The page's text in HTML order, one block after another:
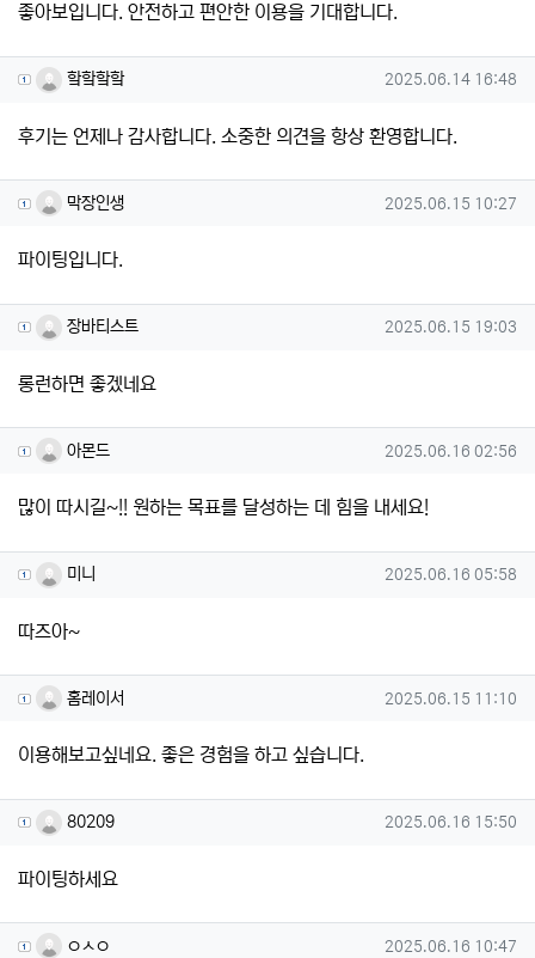
좋아보입니다. 안전하고 편안한 이용을 기대합니다.
핰핰핰핰님의 댓글
핰핰핰핰 작성일
2025.06.14 16:48
후기는 언제나 감사합니다. 소중한 의견을 항상 환영합니다.
막장인생님의 댓글
막장인생 작성일
2025.06.15 10:27
파이팅입니다.
장바티스트님의 댓글
장바티스트 작성일
2025.06.15 19:03
롱런하면 좋겠네요
아몬드님의 댓글
아몬드 작성일
2025.06.16 02:56
많이 따시길~!! 원하는 목표를 달성하는 데 힘을 내세요!
미니님의 댓글
미니 작성일
2025.06.16 05:58
따즈아~
홈레이서님의 댓글
홈레이서 작성일
2025.06.15 11:10
이용해보고싶네요. 좋은 경험을 하고 싶습니다.
80209님의 댓글
80209 작성일
2025.06.16 15:50
파이팅하세요
ㅇㅅㅇ님의 댓글
ㅇㅅㅇ 작성일
2025.06.16 10:47